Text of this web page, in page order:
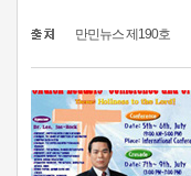
만민뉴스 제190호